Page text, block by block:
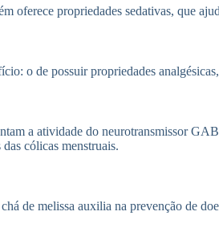
oferece propriedades sedativas, que
o de possuir propriedades
a atividade do neurotransmissor
cólicas menstruais.
de melissa auxilia na prevenção de